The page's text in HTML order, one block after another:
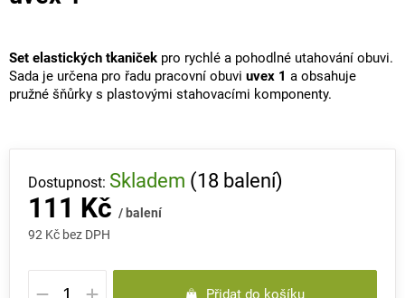
Set elastických tkaniček pro rychlé a pohodlné utahování obuvi.
Sada je určena pro řadu pracovní obuvi uvex 1 a obsahuje
pružné šňůrky s plastovými stahovacími komponenty.
111 Kč / balení
92 Kč bez DPH
Měrná
Skladem (18 balení)
Přidat do košíku